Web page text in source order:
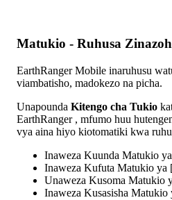
Matukio - Ruhusa
EarthRanger Mobile inaruhusu
viambatisho, madokezo na picha.
Unapounda Kitengo cha Tukio
EarthRanger , mfumo huu
vya aina hiyo kiotomatiki kwa
Inaweza Kuunda Matukio ya
Inaweza Kufuta Matukio ya
Unaweza Kusoma Matukio
Inaweza Kusasisha Matukio